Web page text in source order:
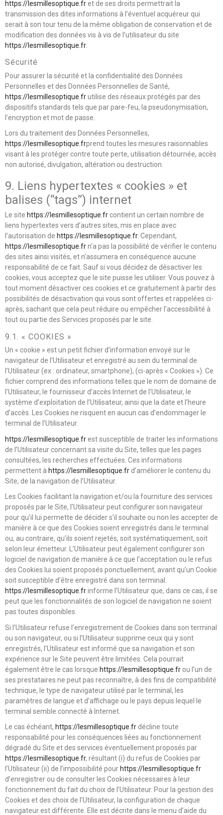
https://lesmillesoptique.fret de ses droits permettrait la
transmission des dites informations à l’éventuel acquéreur qui
serait à son tour tenu de la même obligation de conservation et de
modification des données vis à vis de l’utilisateur du site
https://lesmillesoptique.fr.
Sécurité
Pour assurer la sécurité et la confidentialité des Données
Personnelles et des Données Personnelles de Santé,
https://lesmillesoptique.frutilise des réseaux protégés par des
dispositifs standards tels que par pare-feu, la pseudonymisation,
l’encryption et mot de passe.
Lors du traitement des Données Personnelles,
https://lesmillesoptique.frprend toutes les mesures raisonnables
visant à les protéger contre toute perte, utilisation détournée, accès
non autorisé, divulgation, altération ou destruction.
9. Liens hypertextes « cookies » et
balises (“tags”) internet
Le site https://lesmillesoptique.fr contient un certain nombre de
liens hypertextes vers d’autres sites, mis en place avec
l’autorisation de https://lesmillesoptique.fr. Cependant,
https://lesmillesoptique.frn’a pas la possibilité de vérifier le contenu
des sites ainsi visités, et n’assumera en conséquence aucune
responsabilité de ce fait. Sauf si vous décidez de désactiver les
cookies, vous acceptez que le site puisse les utiliser. Vous pouvez à
tout moment désactiver ces cookies et ce gratuitement à partir des
possibilités de désactivation qui vous sont offertes et rappelées ci-
après, sachant que cela peut réduire ou empêcher l’accessibilité à
tout ou partie des Services proposés par le site.
9.1. « COOKIES »
Un « cookie » est un petit fichier d’information envoyé sur le
navigateur de l’Utilisateur et enregistré au sein du terminal de
l’Utilisateur (ex : ordinateur, smartphone), (ci-après « Cookies »). Ce
fichier comprend des informations telles que le nom de domaine de
l’Utilisateur, le fournisseur d’accès Internet de l’Utilisateur, le
système d’exploitation de l’Utilisateur, ainsi que la date et l’heure
d’accès. Les Cookies ne risquent en aucun cas d’endommager le
terminal de l’Utilisateur.
https://lesmillesoptique.frest susceptible de traiter les informations
de l’Utilisateur concernant sa visite du Site, telles que les pages
consultées, les recherches effectuées. Ces informations
permettent à https://lesmillesoptique.fr d’améliorer le contenu du
Site, de la navigation de l’Utilisateur.
Les Cookies facilitant la navigation et/ou la fourniture des services
proposés par le Site, l’Utilisateur peut configurer son navigateur
pour qu’il lui permette de décider s’il souhaite ou non les accepter de
manière à ce que des Cookies soient enregistrés dans le terminal
ou, au contraire, qu’ils soient rejetés, soit systématiquement, soit
selon leur émetteur. L’Utilisateur peut également configurer son
logiciel de navigation de manière à ce que l’acceptation ou le refus
des Cookies lui soient proposés ponctuellement, avant qu’un Cookie
soit susceptible d’être enregistré dans son terminal.
https://lesmillesoptique.frinforme l’Utilisateur que, dans ce cas, il se
peut que les fonctionnalités de son logiciel de navigation ne soient
pas toutes disponibles.
Si l’Utilisateur refuse l’enregistrement de Cookies dans son terminal
ou son navigateur, ou si l’Utilisateur supprime ceux qui y sont
enregistrés, l’Utilisateur est informé que sa navigation et son
expérience sur le Site peuvent être limitées. Cela pourrait
également être le cas lorsque https://lesmillesoptique.fr ou l’un de
ses prestataires ne peut pas reconnaître, à des fins de compatibilité
technique, le type de navigateur utilisé par le terminal, les
paramètres de langue et d’affichage ou le pays depuis lequel le
terminal semble connecté à Internet.
Le cas échéant, https://lesmillesoptique.fr décline toute
responsabilité pour les conséquences liées au fonctionnement
dégradé du Site et des services éventuellement proposés par
https://lesmillesoptique.fr, résultant (i) du refus de Cookies par
l’Utilisateur (ii) de l’impossibilité pour https://lesmillesoptique.fr
d’enregistrer ou de consulter les Cookies nécessaires à leur
fonctionnement du fait du choix de l’Utilisateur. Pour la gestion des
Cookies et des choix de l’Utilisateur, la configuration de chaque
navigateur est différente. Elle est décrite dans le menu d’aide du